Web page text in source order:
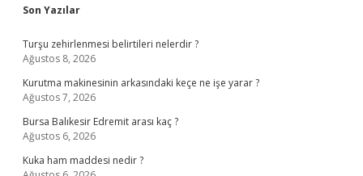
Sidebar
Son Yazılar
Turşu zehirlenmesi belirtileri nelerdir ?
Ağustos 8, 2026
Kurutma makinesinin arkasındaki keçe ne işe yarar ?
Ağustos 7, 2026
Bursa Balıkesir Edremit arası kaç ?
Ağustos 6, 2026
Kuka ham maddesi nedir ?